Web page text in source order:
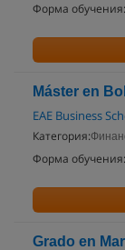
Форма обучения:
Máster en
EAE Business
Категория:
Форма обучения:
Grado en